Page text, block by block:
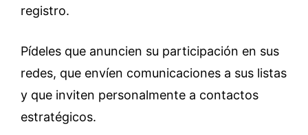
registro.
Pídeles que anuncien su participación en sus
redes, que envíen comunicaciones a sus listas
y que inviten personalmente a contactos
estratégicos.